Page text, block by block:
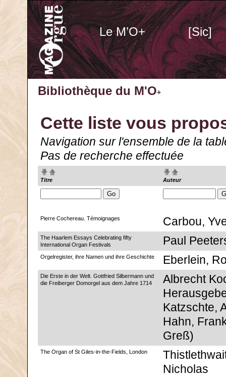
Le M’O+ [Sic]
Bibliothèque du M'O+
Cette liste vous
Navigation sur l'ensemble de la
Pas de recherche effectuée
Titre Auteur
Pierre Cochereau. Témoignages Carbou,
The Haarlem Essays Celebrating fifty
International Organ Festivals
Paul
Orgelregister, ihre Namen und ihre Geschichte Eberlein,
Die Erste in der Welt. Gottfried Silbermann und
die Freiberger Domorgel aus dem Jahre 1714
Albrecht
Katzschte,
Hahn,
Greß)
The Organ of St Giles-in-the-Fields, London
Nicholas